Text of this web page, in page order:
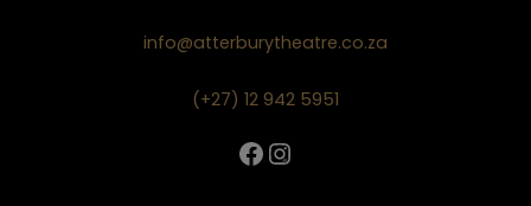
info@atterburytheatre.co.za
(+27) 12 942 5951
Facebook
Instagram